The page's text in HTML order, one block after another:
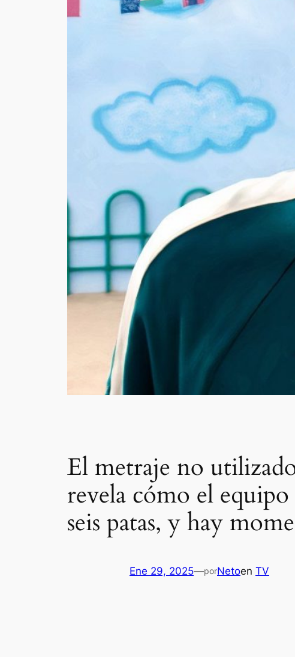
El metraje no
revela cómo el equipo
seis patas, y hay
Ene 29, 2025—porNetoen TV